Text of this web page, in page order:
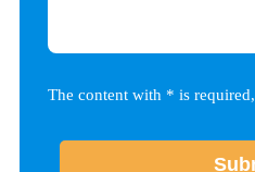
The content with * is